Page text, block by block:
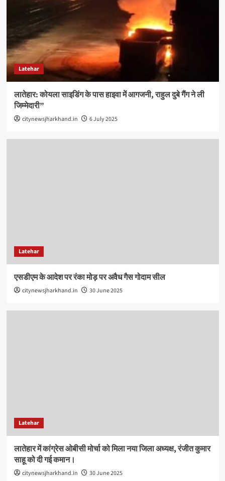
Latehar
लातेहार: कोयला साइडिंग के पास हाइवा में आगजनी, राहुल दुबे गैंग ने ली
जिम्मेदारी”
citynewsjharkhand.in 6 July 2025
Latehar
एसडीएम के आदेश पर रंका मोड़ पर अवैध गैस गोदाम सील
citynewsjharkhand.in 30 June 2025
Latehar
लातेहार में कांग्रेस ओबीसी मोर्चा को मिला नया जिला अध्यक्ष, रंजीत कुमार
साहू को दी गई कमान।
citynewsjharkhand.in 30 June 2025